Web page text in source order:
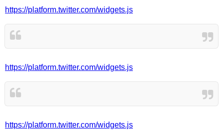
https://platform.twitter.com/widgets.js
https://platform.twitter.com/widgets.js
https://platform.twitter.com/widgets.js